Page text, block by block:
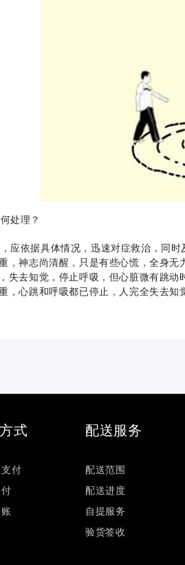
处理？
依据具体情况，迅速对症救治，同时
神志尚清醒，只是有些心慌，全身无
去知觉，停止呼吸，但心脏微有跳动
心跳和呼吸都已停止，人完全失去知
式
付
配送服务
配送范围
配送进度
自提服务
验货签收